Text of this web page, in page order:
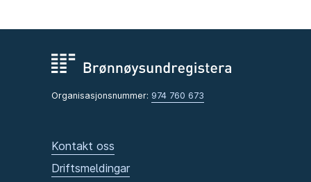
Organisasjonsnummer: 974 760 673
Kontakt oss
Driftsmeldingar